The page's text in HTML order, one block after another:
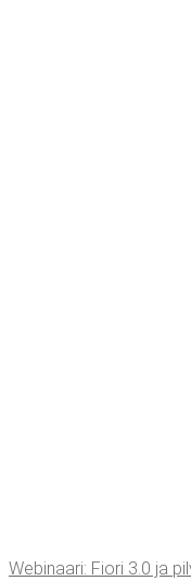
Webi­naa­ri: Fio­ri 3.0 ja